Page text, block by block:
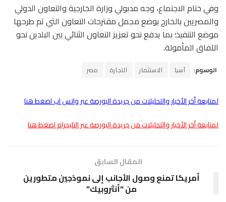
وفي ختام الاجتماع، وجه مدبولي وزارة الخارجية والتعاون الدولي
والمصريين بالخارج بوضع مجمل مقترحات التعاون التي تم طرحها
موضع التنفيذ؛ بما يدفع نحو تعزيز التعاون الثنائي بين البلدين نحو
الآفاق المأمولة.
الوسوم: آسيا الاستثمار التجارة مصر
لمتابعة أخر الأخبار والتحليلات من جريدة البورصة عبر واتس اب اضغط هنا
لمتابعة أخر الأخبار والتحليلات من جريدة البورصة عبر التليجرام اضغط هنا
المقال السابق
أمريكا تمنع وصول الأجانب إلى نموذجين متطورين
من “أنثروبيك”